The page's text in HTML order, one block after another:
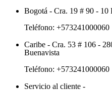
Bogotá - Cra. 19 # 90 - 10
Teléfono: +573241000060
Caribe - Cra. 53 # 106 -
Buenavista
Teléfono: +573241000060
Servicio al cliente -